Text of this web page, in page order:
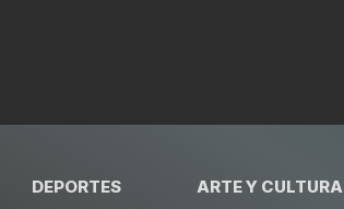
DEPORTES ARTE Y CULTURA